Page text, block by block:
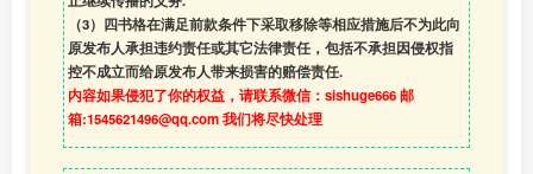
（3）四书格在满足前款条件下采取移除等相应措施后不为此向
原发布人承担违约责任或其它法律责任，包括不承担因侵权指
控不成立而给原发布人带来损害的赔偿责任.
内容如果侵犯了你的权益，请联系微信：sishuge666 邮
箱:1545621496@qq.com 我们将尽快处理